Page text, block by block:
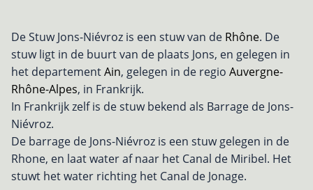
De Stuw Jons-Niévroz is een stuw van de Rhône. De
stuw ligt in de buurt van de plaats Jons, en gelegen in
het departementAin, gelegen in de regio Auvergne-
Rhône-Alpes, in Frankrijk.
In Frankrijk zelf is de stuw bekend als Barrage de Jons-
Niévroz.
De barrage de Jons-Niévroz is een stuw gelegen in de
Rhone, en laat water af naar het Canal de Miribel. Het
stuwt het water richting het Canal de Jonage.